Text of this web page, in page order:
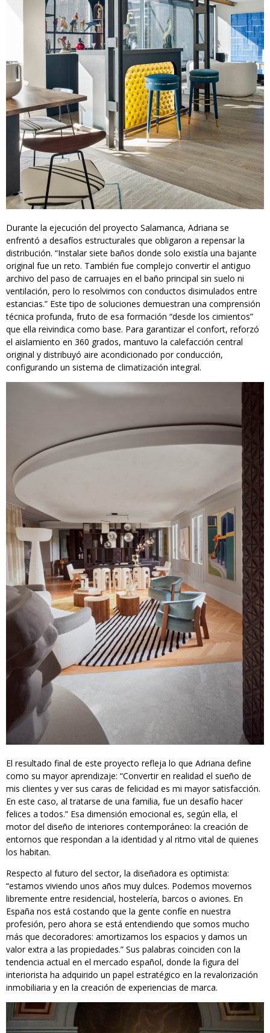
Durante la ejecución del proyecto Salamanca, Adriana se
enfrentó a desafíos estructurales que obligaron a repensar la
distribución. “Instalar siete baños donde solo existía una bajante
original fue un reto. También fue complejo convertir el antiguo
archivo del paso de carruajes en el baño principal sin suelo ni
ventilación, pero lo resolvimos con conductos disimulados entre
estancias.” Este tipo de soluciones demuestran una comprensión
técnica profunda, fruto de esa formación “desde los cimientos”
que ella reivindica como base. Para garantizar el confort, reforzó
el aislamiento en 360 grados, mantuvo la calefacción central
original y distribuyó aire acondicionado por conducción,
configurando un sistema de climatización integral.
El resultado final de este proyecto refleja lo que Adriana define
como su mayor aprendizaje: “Convertir en realidad el sueño de
mis clientes y ver sus caras de felicidad es mi mayor satisfacción.
En este caso, al tratarse de una familia, fue un desafío hacer
felices a todos.” Esa dimensión emocional es, según ella, el
motor del diseño de interiores contemporáneo: la creación de
entornos que respondan a la identidad y al ritmo vital de quienes
los habitan.
Respecto al futuro del sector, la diseñadora es optimista:
“estamos viviendo unos años muy dulces. Podemos movernos
libremente entre residencial, hostelería, barcos o aviones. En
España nos está costando que la gente confíe en nuestra
profesión, pero ahora se está entendiendo que somos mucho
más que decoradores: amortizamos los espacios y damos un
valor extra a las propiedades.” Sus palabras coinciden con la
tendencia actual en el mercado español, donde la figura del
interiorista ha adquirido un papel estratégico en la revalorización
inmobiliaria y en la creación de experiencias de marca.